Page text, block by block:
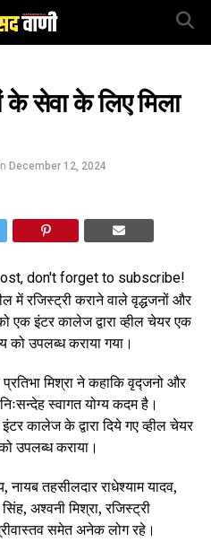
के सेवा के लिए मिला
December 12, 2024
don't forget to subscribe!
में रजिस्ट्री कराने वाले वृद्धजनों और
एक इंटर कालेज द्वारा व्हील चेयर एक
को उपलब्ध कराया गया।
मिश्रा ने कहाकि वृद्जनो और
स्वागत योग्य कदम है।
कालेज के द्वारा दिये गए व्हील चेयर
उपलब्ध कराया।
नायब तहसीलदार राधेश्याम यादव,
अश्वनी मिश्रा, रजिस्ट्री
समेत अनेक लोग रहे।